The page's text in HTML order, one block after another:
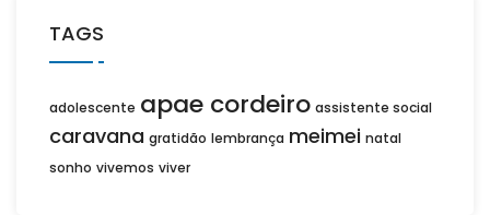
TAGS
adolescente apae cordeiro assistente social
caravana gratidão lembrança meimei natal
sonho vivemos viver